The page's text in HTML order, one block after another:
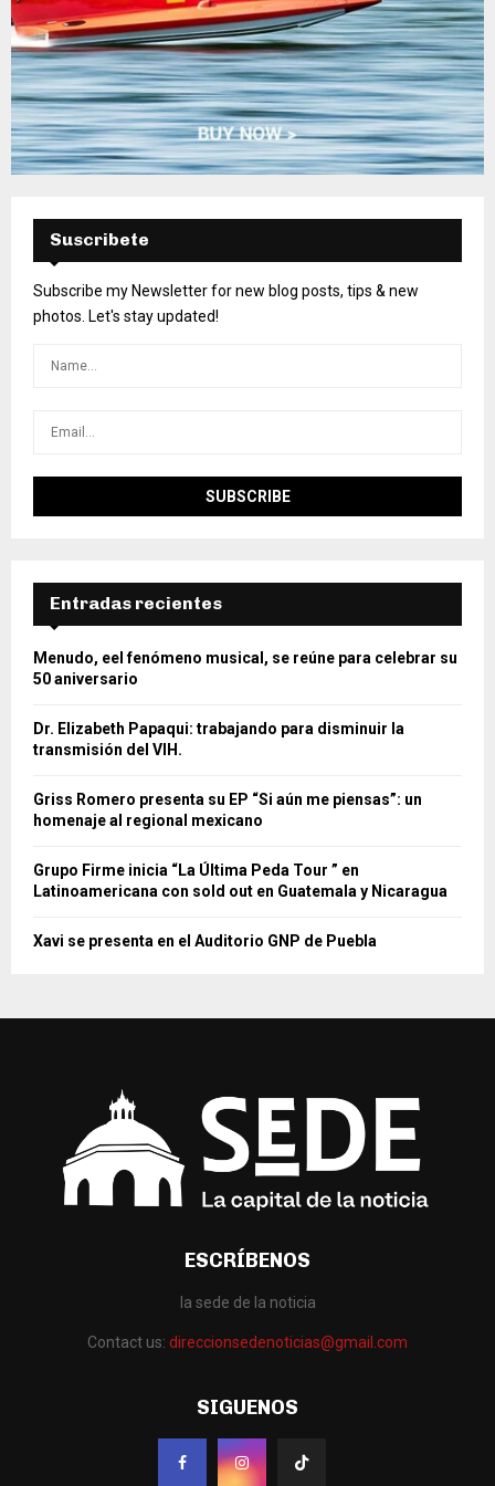
Suscribete
Subscribe my Newsletter for new blog posts, tips & new
photos. Let's stay updated!
Entradas recientes
Menudo, eel fenómeno musical, se reúne para celebrar su
50 aniversario
Dr. Elizabeth Papaqui: trabajando para disminuir la
transmisión del VIH.
Griss Romero presenta su EP “Si aún me piensas”: un
homenaje al regional mexicano
Grupo Firme inicia “La Última Peda Tour ” en
Latinoamericana con sold out en Guatemala y Nicaragua
Xavi se presenta en el Auditorio GNP de Puebla
ESCRÍBENOS
la sede de la noticia
Contact us: direccionsedenoticias@gmail.com
SIGUENOS